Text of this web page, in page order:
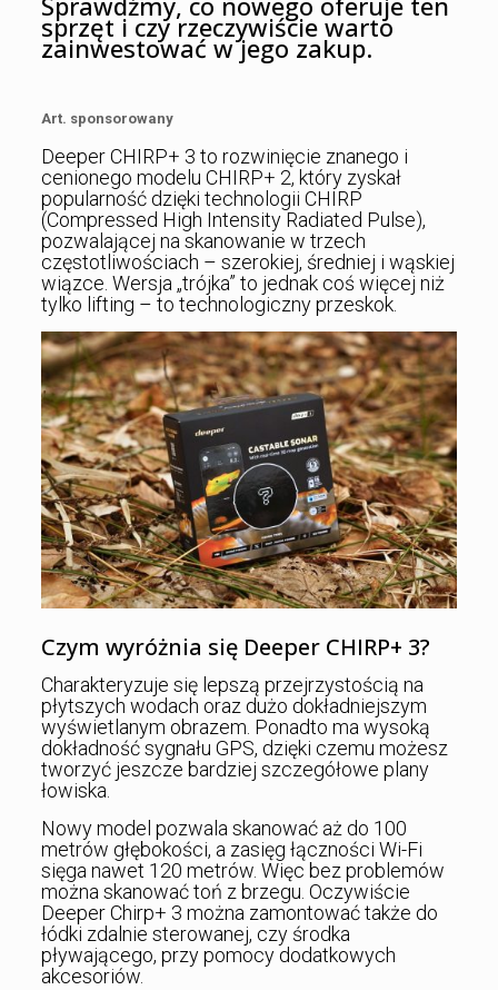
sprzęt i czy rzeczywiście warto
zainwestować w jego zakup.
Art. sponsorowany
Deeper CHIRP+ 3 to rozwinięcie znanego i
cenionego modelu CHIRP+ 2, który zyskał
popularność dzięki technologii CHIRP
(Compressed High Intensity Radiated Pulse),
pozwalającej na skanowanie w trzech
częstotliwościach – szerokiej, średniej i wąskiej
wiązce. Wersja „trójka” to jednak coś więcej niż
tylko lifting – to technologiczny przeskok.
Czym wyróżnia się Deeper CHIRP+ 3?
Charakteryzuje się lepszą przejrzystością na
płytszych wodach oraz dużo dokładniejszym
wyświetlanym obrazem. Ponadto ma wysoką
dokładność sygnału GPS, dzięki czemu możesz
tworzyć jeszcze bardziej szczegółowe plany
łowiska.
Nowy model pozwala skanować aż do 100
metrów głębokości, a zasięg łączności Wi-Fi
sięga nawet 120 metrów. Więc bez problemów
można skanować toń z brzegu. Oczywiście
Deeper Chirp+ 3 można zamontować także do
łódki zdalnie sterowanej, czy środka
pływającego, przy pomocy dodatkowych
akcesoriów.